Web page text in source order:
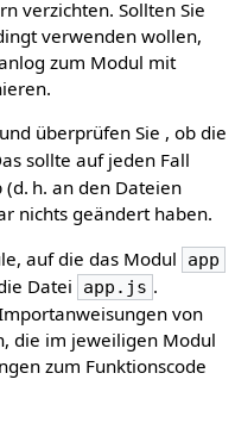
verzichten. Sollten Sie
verwenden wollen,
zum Modul mit
und überprüfen Sie , ob die
sollte auf jeden Fall
h. an den Dateien
nichts geändert haben.
auf die das Modul
app
Datei app.js .
von
die im jeweiligen Modul
zum Funktionscode